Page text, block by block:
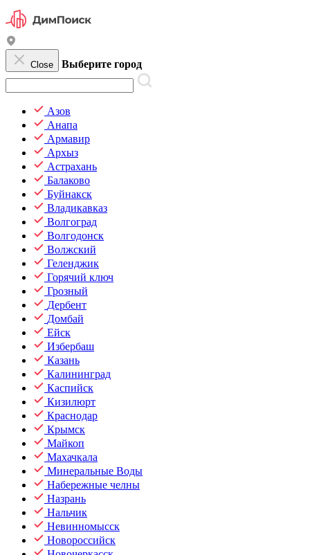
Close Выберите город
Азов
Анапа
Армавир
Архыз
Астрахань
Балаково
Буйнакск
Владикавказ
Волгоград
Волгодонск
Волжский
Геленджик
Горячий ключ
Грозный
Дербент
Домбай
Ейск
Избербаш
Казань
Калининград
Каспийск
Кизилюрт
Краснодар
Крымск
Майкоп
Махачкала
Минеральные Воды
Набережные челны
Назрань
Нальчик
Невинномысск
Новороссийск